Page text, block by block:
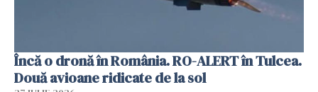
Încă o dronă în România. RO-ALERT în Tulcea.
Două avioane ridicate de la sol